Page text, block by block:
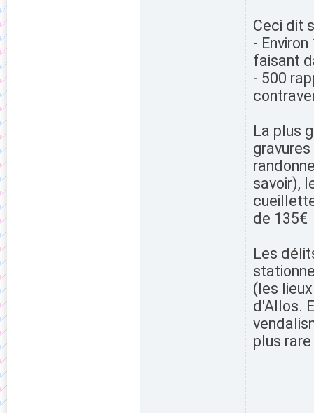
Ceci dit
-
faisant
- 500
La plus
savoir),
de 135€
Les
(les
d'Allos.
plus rare